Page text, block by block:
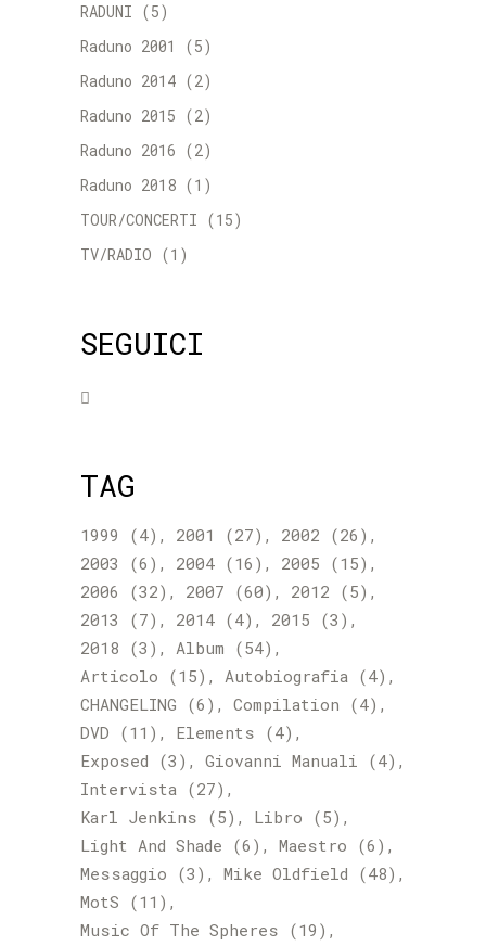
RADUNI (5)
Raduno 2001
(5)
Raduno 2014 (2)
Raduno 2015 (2)
Raduno 2016 (2)
Raduno 2018 (1)
TOUR/CONCERTI (15)
TV/RADIO (1)
SEGUICI
TAG
1999 (4) 2001 (27) 2002 (26)
2003 (6) 2004 (16) 2005 (15)
2006 (32) 2007 (60) 2012 (5)
2013 (7) 2014 (4) 2015 (3)
2018 (3) Album (54)
Articolo (15) Autobiografia (4)
CHANGELING (6) Compilation (4)
DVD (11) Elements (4)
Exposed (3) Giovanni Manuali (4)
Intervista (27)
Karl Jenkins (5) Libro (5)
Light And Shade (6) Maestro (6)
Messaggio (3) Mike Oldfield (48)
MotS (11)
Music Of The Spheres (19)